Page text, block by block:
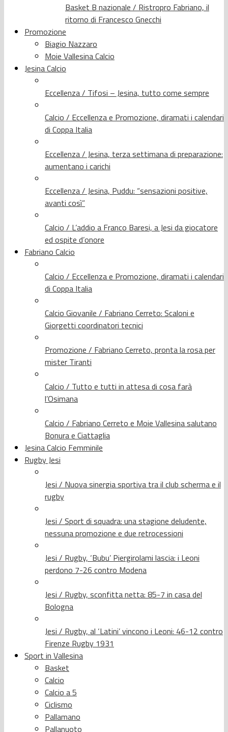
Basket B nazionale / Ristropro Fabriano, il
ritorno di Francesco Gnecchi
Promozione
Biagio Nazzaro
Moie Vallesina Calcio
Jesina Calcio
Eccellenza / Tifosi – Jesina, tutto come sempre
Calcio / Eccellenza e Promozione, diramati i calendari
di Coppa Italia
Eccellenza / Jesina, terza settimana di preparazione:
aumentano i carichi
Eccellenza / Jesina, Puddu: “sensazioni positive,
avanti così”
Calcio / L’addio a Franco Baresi, a Jesi da giocatore
ed ospite d’onore
Fabriano Calcio
Calcio / Eccellenza e Promozione, diramati i calendari
di Coppa Italia
Calcio Giovanile / Fabriano Cerreto: Scaloni e
Giorgetti coordinatori tecnici
Promozione / Fabriano Cerreto, pronta la rosa per
mister Tiranti
Calcio / Tutto e tutti in attesa di cosa farà
l’Osimana
Calcio / Fabriano Cerreto e Moie Vallesina salutano
Bonura e Ciattaglia
Jesina Calcio Femminile
Rugby Jesi
Jesi / Nuova sinergia sportiva tra il club scherma e il
rugby
Jesi / Sport di squadra: una stagione deludente,
nessuna promozione e due retrocessioni
Jesi / Rugby, ‘Bubu’ Piergirolami lascia: i Leoni
perdono 7-26 contro Modena
Jesi / Rugby, sconfitta netta: 85-7 in casa del
Bologna
Jesi / Rugby, al ‘Latini’ vincono i Leoni: 46-12 contro
Firenze Rugby 1931
Sport in Vallesina
Basket
Calcio
Calcio a 5
Ciclismo
Pallamano
Pallanuoto